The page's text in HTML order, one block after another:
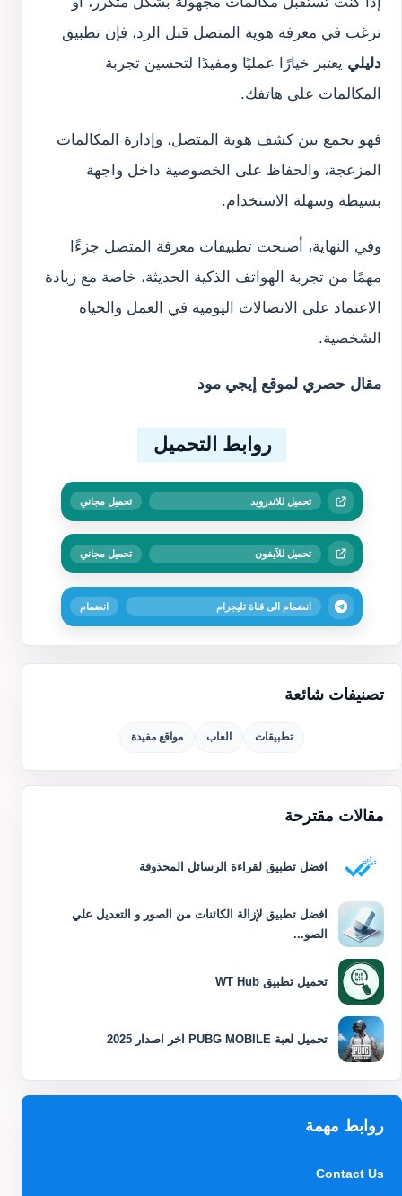
تصنيفات شائعة
تطبيقات العاب مواقع مفيدة
مقالات مقترحة
افضل تطبيق لقراءة الرسائل المحذوفة
افضل تطبيق لإزالة الكائنات من الصور و التعديل علي
الصو...
تحميل تطبيق WT Hub
تحميل لعبة PUBG MOBILE اخر اصدار 2025
روابط مهمة
Contact Us
ترغب في معرفة هوية المتصل قبل الرد، فإن تطبيق
دليلي يعتبر خيارًا عمليًا ومفيدًا لتحسين تجربة
المكالمات على هاتفك.
فهو يجمع بين كشف هوية المتصل، وإدارة المكالمات
المزعجة، والحفاظ على الخصوصية داخل واجهة
بسيطة وسهلة الاستخدام.
وفي النهاية، أصبحت تطبيقات معرفة المتصل جزءًا
مهمًا من تجربة الهواتف الذكية الحديثة، خاصة مع زيادة
الاعتماد على الاتصالات اليومية في العمل والحياة
الشخصية.
مقال حصري لموقع إيجي مود
روابط التحميل
تحميل للاندرويد تحميل مجاني
تحميل للآيفون تحميل مجاني
انضمام الى قناة تليجرام انضمام